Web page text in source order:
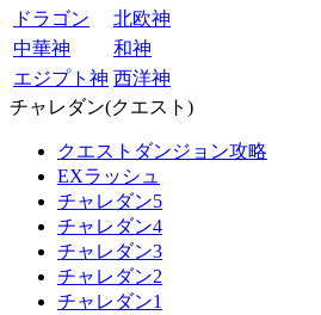
ドラゴン
北欧神
中華神
和神
エジプト神 西洋神
チャレダン(クエスト)
クエストダンジョン攻略
EXラッシュ
チャレダン5
チャレダン4
チャレダン3
チャレダン2
チャレダン1